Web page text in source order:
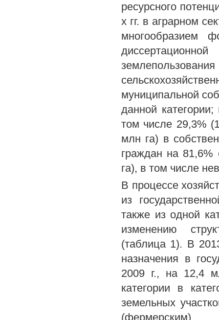
ресурсного
х гг. в аграрном
многообразием
муниципальной
данной
том числе 29,3%
млн га) в
граждан на
га), в том числе
В процессе
из
также из одной
изменению
(таблица 1). В
назначения в
2009 г., на 12,4
категории в
земельных
(фермерским)